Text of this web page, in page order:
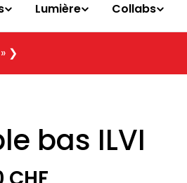
Lumière Collabs
❯
bas ILVI